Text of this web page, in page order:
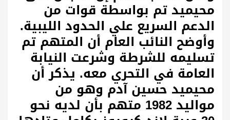
محيميد تم بواسطة قوات من
الدعم السريع علي الحدود الليبية.
وأوضح النائب العام أن المتهم تم
تسليمه للشرطة وشرعت النيابة
العامة في التحري معه. يذكر أن
محيميد حسين آدم وهو من
مواليد 1982 متهم بأن لديه نحو